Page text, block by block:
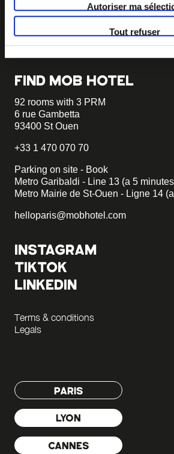
Autoriser ma
Tout refuser
to our movement,just write to us and
becomemob@mobhotel.com
FIND MOB HOTEL
92 rooms with 3 PRM
6 rue Gambetta
93400 St Ouen
+33 1 470 070 70
Parking on site - Book
Metro Garibaldi - Line 13 (a 5
Metro Mairie de St-Ouen - Ligne 14
helloparis@mobhotel.com
INSTAGRAM
TIKTOK
LINKEDIN
Terms & conditions
Legals
PARIS
LYON
CANNES